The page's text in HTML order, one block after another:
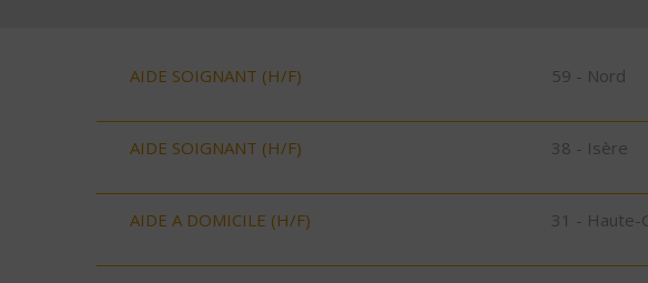
AIDE SOIGNANT (H/F) 59 - Nord
AIDE SOIGNANT (H/F) 38 - Isère
AIDE A DOMICILE (H/F) 31 - Haute-